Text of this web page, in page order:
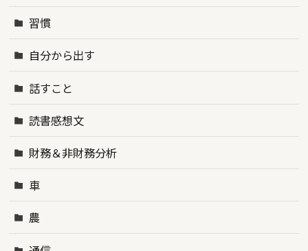
習慣
自分から出す
話すこと
読書感想文
財務＆非財務分析
車
農